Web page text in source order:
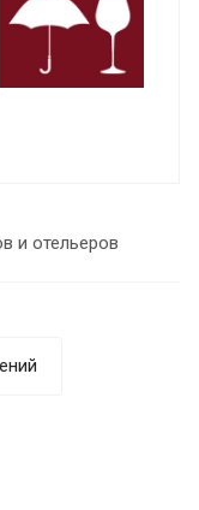
и отельеров